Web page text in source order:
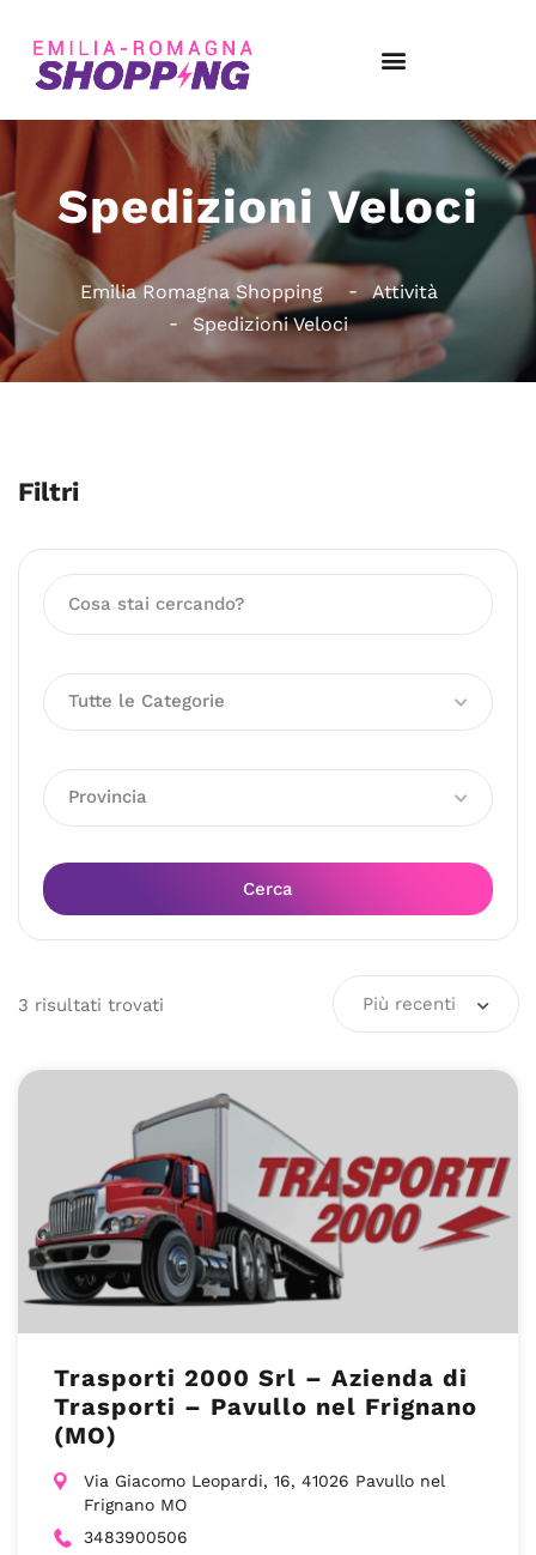
Spedizioni Veloci
Emilia Romagna Shopping
Attività
Spedizioni Veloci
Filtri
Tutte le Categorie
Provincia
Cerca
3 risultati trovati Più recenti
Trasporti 2000 Srl – Azienda di
Trasporti – Pavullo nel Frignano
(MO)
Via Giacomo Leopardi, 16, 41026 Pavullo nel
Frignano MO
3483900506